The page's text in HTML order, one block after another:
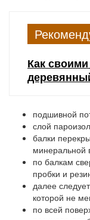
Как
подшивной
слой
балки
минеральной
по балкам
пробки и
далее
которой не
по всей